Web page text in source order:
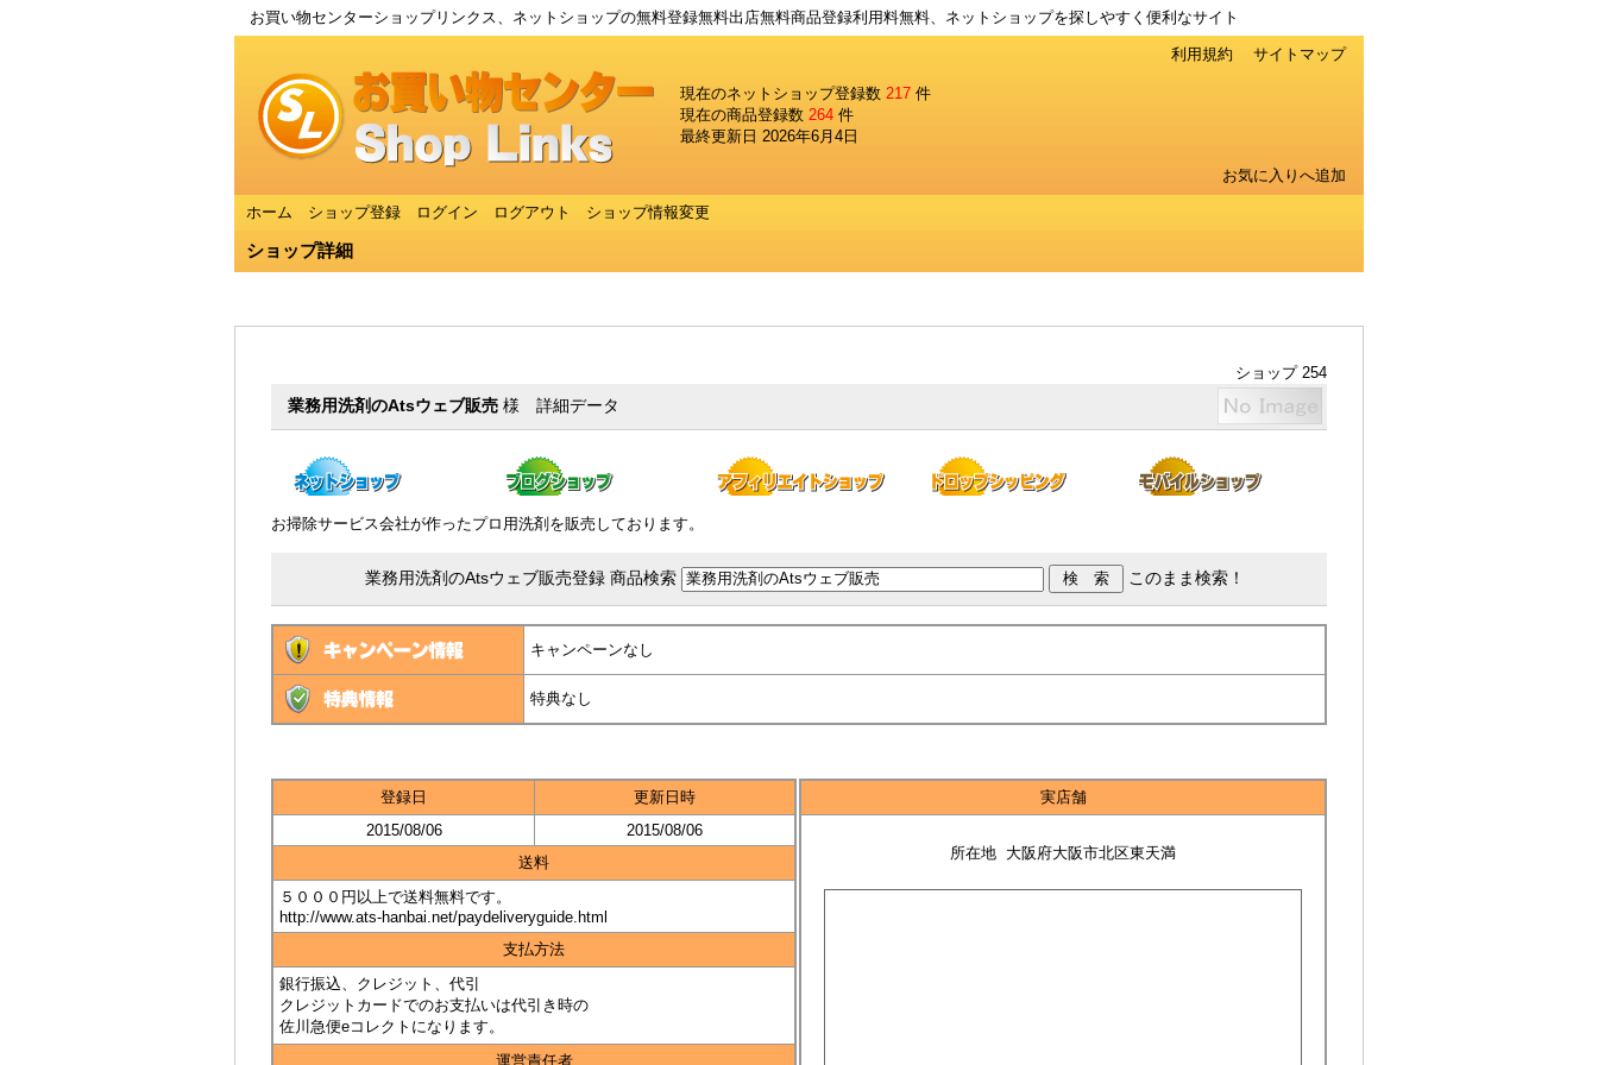
お買い物センターショップリンクス、ネットショップの無料登録無料出店無料商品登録利用料無料、ネットショップを探しやすく便利なサイト
利用規約 サイトマップ
現在のネットショップ登録数 217 件
現在の商品登録数 264 件
最終更新日 2026年6月4日
お気に入りへ追加
ホーム ショップ登録 ログイン ログアウト ショップ情報変更
ショップ詳細
ショップ 254
業務用洗剤のAtsウェブ販売 様 詳細データ
お掃除サービス会社が作ったプロ用洗剤を販売しております。
業務用洗剤のAtsウェブ販売登録 商品検索 このまま検索！
キャンペーンなし
特典なし
登録日
更新日時
2015/08/06
2015/08/06
送料
５０００円以上で送料無料です。
http://www.ats-hanbai.net/paydeliveryguide.html
支払方法
銀行振込、クレジット、代引
クレジットカードでのお支払いは代引き時の
佐川急便eコレクトになります。
運営責任者
実店舗
所在地 大阪府大阪市北区東天満